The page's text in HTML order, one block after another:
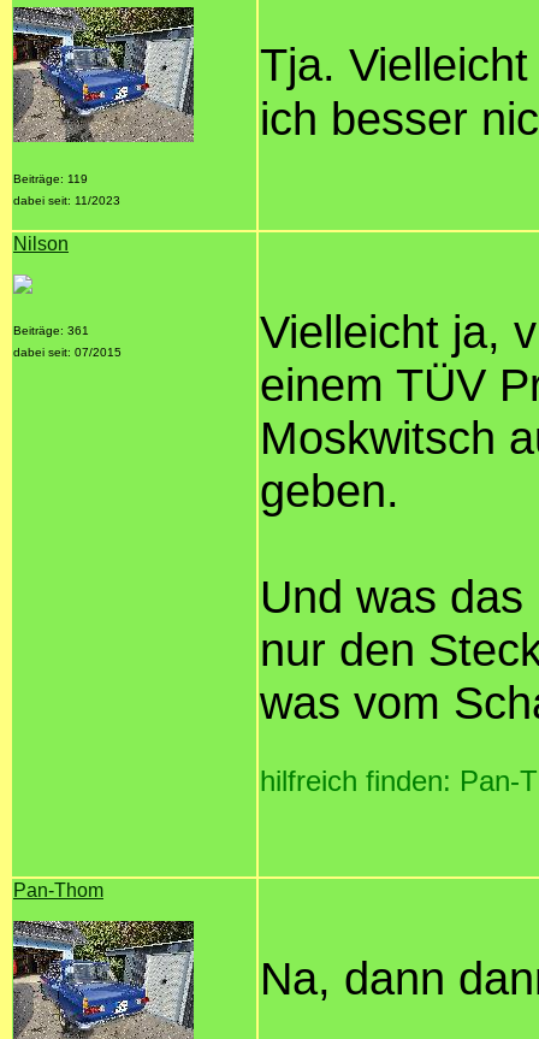
Beiträge: 119
dabei seit: 11/2023
Tja.
ich besser
Nilson
Beiträge: 361
dabei seit: 07/2015
Vielleicht ja,
einem TÜV
Moskwitsch
geben.
Und was
nur den
was vom
hilfreich finden: Pan-
Pan-Thom
Na, dann